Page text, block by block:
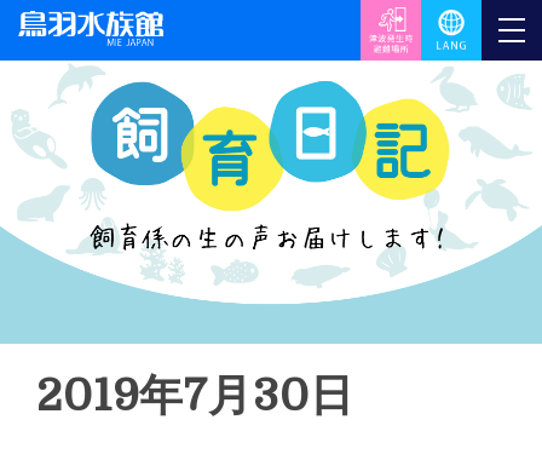
2019年7月30日